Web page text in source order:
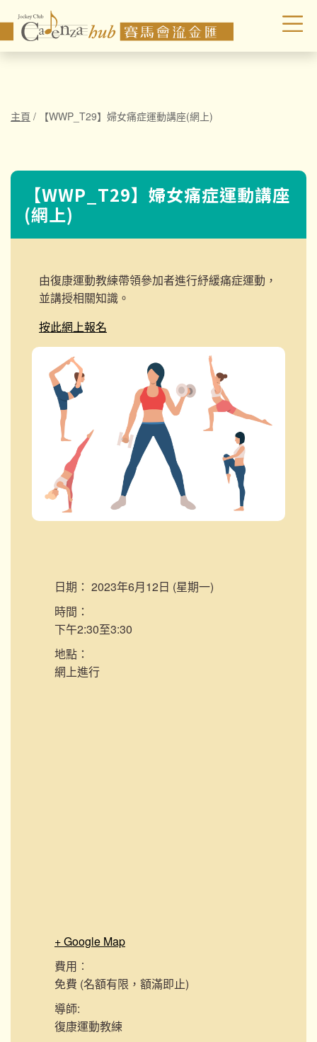
主頁 / 【WWP_T29】婦女痛症運動講座(網上)
【WWP_T29】婦女痛症運動講座
(網上)
由復康運動教練帶領參加者進行紓緩痛症運動，
並講授相關知識。
按此網上報名
日期： 2023年6月12日 (星期一)
時間：
下午2:30至3:30
地點：
網上進行
+ Google Map
費用︰
免費 (名額有限，額滿即止)
導師:
復康運動教練